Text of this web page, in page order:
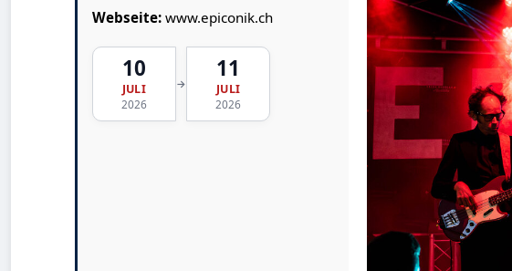
Webseite: www.epiconik.ch
10
JULI
2026
→
11
JULI
2026